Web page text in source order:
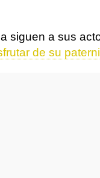
siguen a sus
de su